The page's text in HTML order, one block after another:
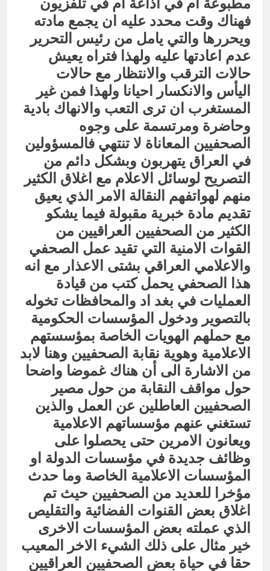
فهناك وقت محدد عليه ان يجمع مادته
ويحررها والتي يامل من رئيس التحرير
عدم اعادتها عليه ولهذا فتراه يعيش
حالات الترقب والانتظار مع حالات
اليأس والانكسار احيانا ولهذا فمن غير
المستغرب ان ترى التعب والانهاك بادية
وحاضرة ومرتسمة على وجوه
الصحفيين المعاناة لا تنتهي فالمسؤولين
في العراق يتهربون وبشكل دائم من
التصريح لوسائل الاعلام مع اغلاق الكثير
منهم لهواتفهم النقالة الامر الذي يعيق
تقديم مادة خبرية مقبولة فيما يشكو
الكثير من الصحفيين العراقيين من
القوات الامنية التي تقيد عمل الصحفي
والاعلامي العراقي بشتى الاعذار مع انه
هذا الصحفي يحمل كتب من قيادة
العمليات في بغد اد والمحافظات تخوله
بالتصوير ودخول المؤسسات الحكومية
مع حملهم الهويات الخاصة بمؤسستهم
الاعلامية وهوية نقابة الصحفيين وهنا لابد
من الاشارة الى أن هناك غموضا واضحا
حول مواقف النقابة من حول مصير
الصحفيين العاطلين عن العمل والذين
تستغني عنهم مؤسساتهم الاعلامية
ويعانون الامرين حتى يحصلوا على
وظائف جديدة في مؤسسات الدولة او
المؤسسات الاعلامية الخاصة وما حدث
مؤخرا للعديد من الصحفيين حيث تم
اغلاق بعض القنوات الفضائية والتقليص
الذي عملته بعض المؤسسات الاخرى
خير مثال على ذلك الشيء الاخر المعيب
حقا في حياة بعض الصحفيين العراقيين